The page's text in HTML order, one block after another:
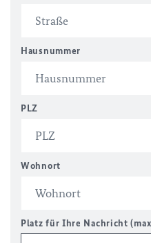
Hausnummer
PLZ
Wohnort
Platz für Ihre Nachricht